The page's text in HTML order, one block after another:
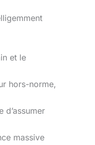
et le
hors-norme,
massive